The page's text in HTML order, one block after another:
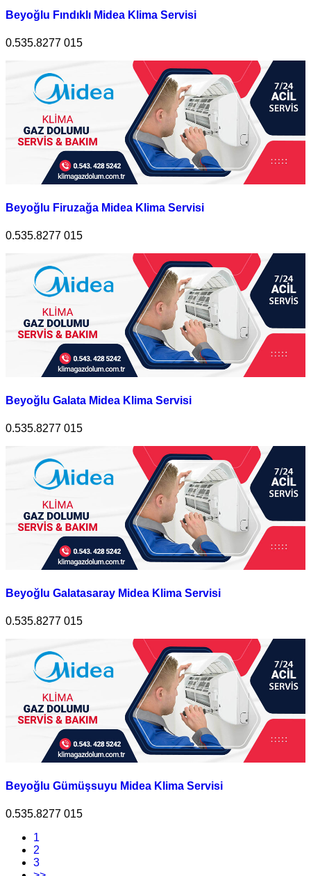
Beyoğlu Fındıklı Midea Klima Servisi
0.535.8277 015
Beyoğlu Firuzağa Midea Klima Servisi
0.535.8277 015
Beyoğlu Galata Midea Klima Servisi
0.535.8277 015
Beyoğlu Galatasaray Midea Klima Servisi
0.535.8277 015
Beyoğlu Gümüşsuyu Midea Klima Servisi
0.535.8277 015
1
2
3